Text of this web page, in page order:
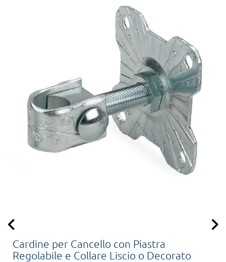
Cardine per Cancello con Piastra
Regolabile e Collare Liscio o Decorato